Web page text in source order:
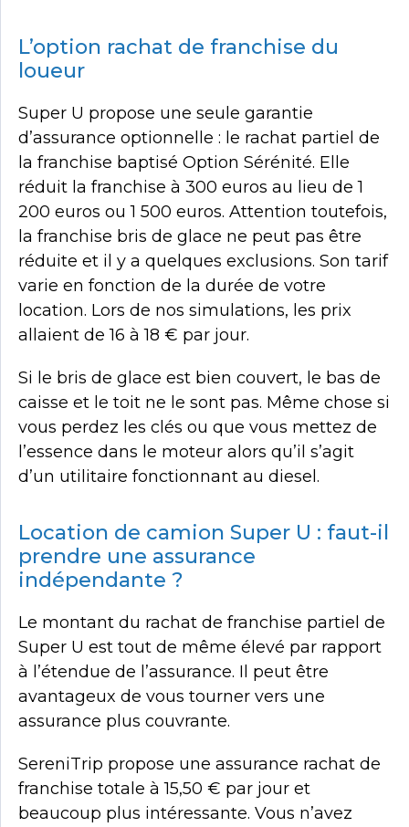
L’option rachat de franchise du
loueur
Super U propose une seule garantie
d’assurance optionnelle : le rachat partiel de
la franchise baptisé Option Sérénité. Elle
réduit la franchise à 300 euros au lieu de 1
200 euros ou 1 500 euros. Attention toutefois,
la franchise bris de glace ne peut pas être
réduite et il y a quelques exclusions. Son tarif
varie en fonction de la durée de votre
location. Lors de nos simulations, les prix
allaient de 16 à 18 € par jour.
Si le bris de glace est bien couvert, le bas de
caisse et le toit ne le sont pas. Même chose si
vous perdez les clés ou que vous mettez de
l’essence dans le moteur alors qu’il s’agit
d’un utilitaire fonctionnant au diesel.
Location de camion Super U : faut-il
prendre une assurance
indépendante ?
Le montant du rachat de franchise partiel de
Super U est tout de même élevé par rapport
à l’étendue de l’assurance. Il peut être
avantageux de vous tourner vers une
assurance plus couvrante.
SereniTrip propose une assurance rachat de
franchise totale à 15,50 € par jour et
beaucoup plus intéressante. Vous n’avez